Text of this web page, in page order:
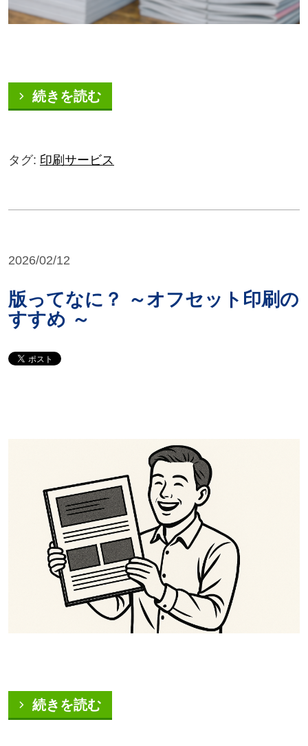
続きを読む
タグ: 印刷サービス
2026/02/12
版ってなに？ ～オフセット印刷の
すすめ ～
続きを読む